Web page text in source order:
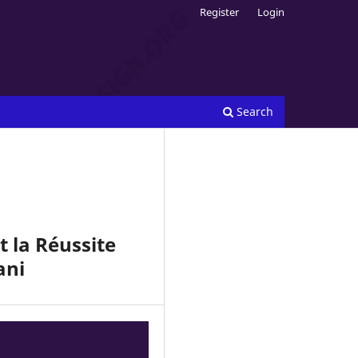
Search
Register Login
la Réussite